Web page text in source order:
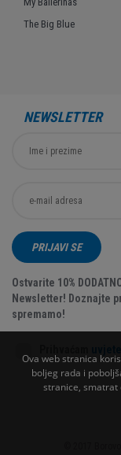
The Big Blue
NEWSLETTER
PRIJAVI SE
Ostvarite 10%
Newsletter! Doznajte
spremamo!
© 2017
Ova web stranica
boljeg rada i
stranice, smatrat